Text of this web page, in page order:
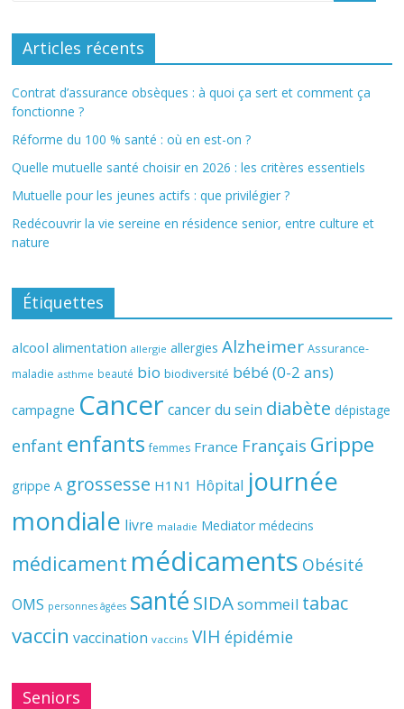
Articles récents
Contrat d’assurance obsèques : à quoi ça sert et comment ça
fonctionne ?
Réforme du 100 % santé : où en est-on ?
Quelle mutuelle santé choisir en 2026 : les critères essentiels
Mutuelle pour les jeunes actifs : que privilégier ?
Redécouvrir la vie sereine en résidence senior, entre culture et
nature
Étiquettes
alcool alimentation allergie allergies Alzheimer Assurance-
maladie asthme beauté bio biodiversité bébé (0-2 ans)
campagne Cancer cancer du sein diabète dépistage
enfant enfants femmes France Français Grippe
grippe A grossesse H1N1 Hôpital journée
mondiale livre maladie Mediator médecins
médicament médicaments Obésité
OMS personnes âgées santé SIDAsommeil tabac
vaccin vaccination vaccins VIH épidémie
Seniors